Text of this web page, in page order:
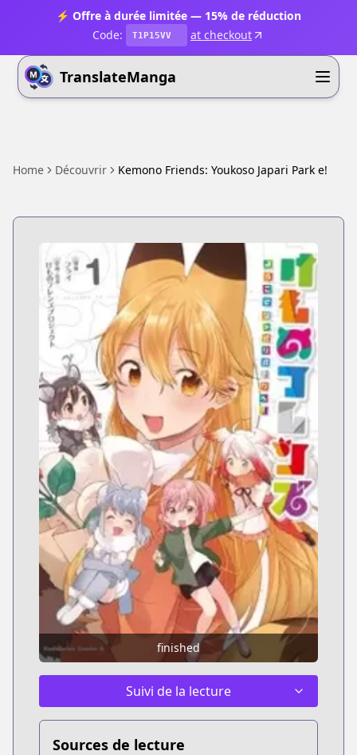
⚡ Offre à durée limitée — 15% de réduction
Code:
T1P15VV at checkout
TranslateManga
Home Découvrir Kemono Friends: Youkoso Japari Park e!
finished
Suivi de la lecture
Sources de lecture